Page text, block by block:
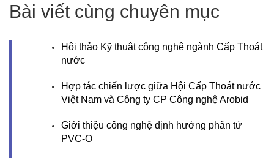
Bài viết cùng chuyên mục
Hội thảo Kỹ thuật công nghệ ngành Cấp Thoát
nước
Hợp tác chiến lược giữa Hội Cấp Thoát nước
Việt Nam và Công ty CP Công nghệ Arobid
Giới thiệu công nghệ định hướng phân tử
PVC-O